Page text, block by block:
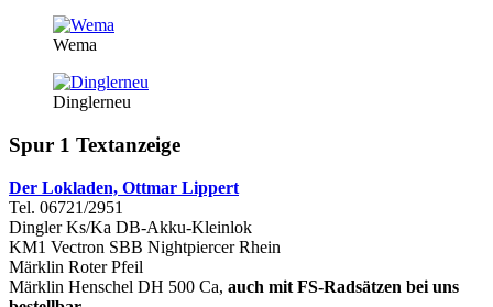
Wema
Dinglerneu
Spur 1 Textanzeige
Der Lokladen, Ottmar Lippert
Tel. 06721/2951
Dingler Ks/Ka DB-Akku-Kleinlok
KM1 Vectron SBB Nightpiercer Rhein
Märklin Roter Pfeil
Märklin Henschel DH 500 Ca, auch mit FS-Radsätzen bei uns